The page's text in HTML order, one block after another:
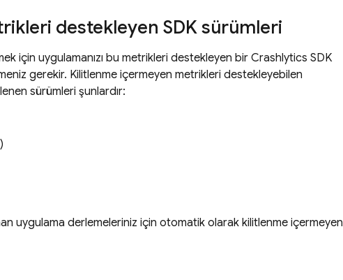
destekleyen SDK sürümleri
için uygulamanızı bu metrikleri destekleyen bir Crashlytics SDK
gerekir. Kilitlenme içermeyen metrikleri destekleyebilen
sürümleri şunlardır:
uygulama derlemeleriniz için otomatik olarak kilitlenme içermeyen